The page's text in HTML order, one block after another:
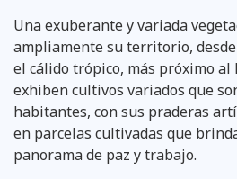
Una exuberante y variada
ampliamente su territorio,
el cálido trópico, más próximo
exhiben cultivos variados que
habitantes, con sus praderas
en parcelas cultivadas que
panorama de paz y trabajo.